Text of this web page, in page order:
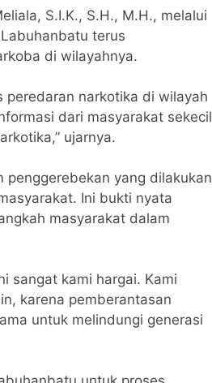
S.I.K., S.H., M.H., melalui
terus
di wilayahnya.
peredaran narkotika di wilayah
dari masyarakat sekecil
ujarnya.
penggerebekan yang dilakukan
Ini bukti nyata
masyarakat dalam
sangat kami hargai. Kami
karena pemberantasan
untuk melindungi generasi